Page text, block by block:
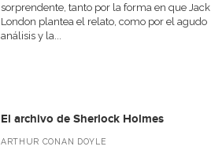
sorprendente, tanto por la forma en que Jack
London plantea el relato, como por el agudo
análisis y la...
El archivo de Sherlock Holmes
ARTHUR CONAN DOYLE